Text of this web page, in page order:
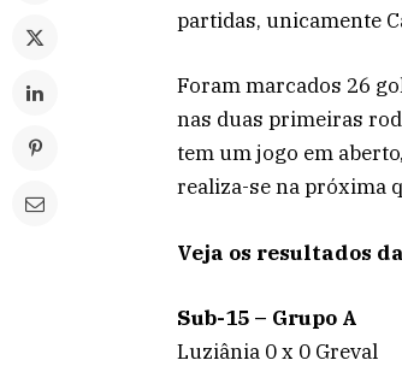
partidas, unicamente
Foram marcados 26
nas duas primeiras
tem um jogo em
realiza-se na próxima
Veja os resultados
Sub-15 – Grupo A
Luziânia 0 x 0 Greval